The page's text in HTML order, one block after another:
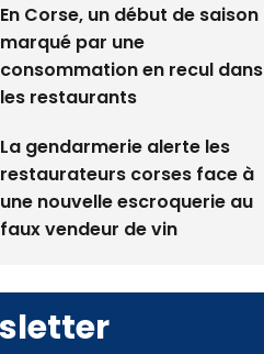
En Corse, un début de saison
marqué par une
consommation en recul dans
les restaurants
La gendarmerie alerte les
restaurateurs corses face à
une nouvelle escroquerie au
faux vendeur de vin